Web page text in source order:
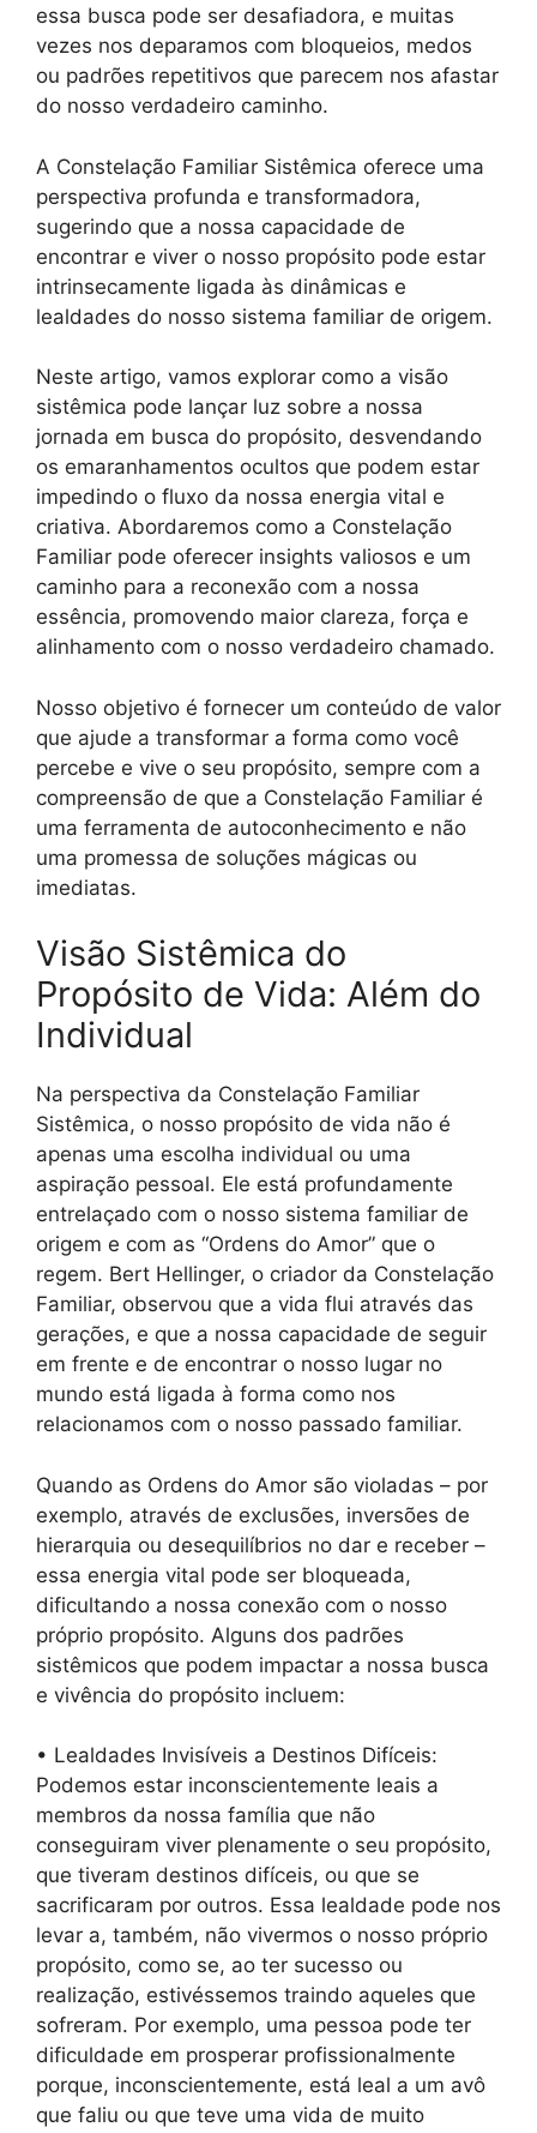
essa busca pode ser desafiadora, e muitas
vezes nos deparamos com bloqueios, medos
ou padrões repetitivos que parecem nos afastar
do nosso verdadeiro caminho.
A Constelação Familiar Sistêmica oferece uma
perspectiva profunda e transformadora,
sugerindo que a nossa capacidade de
encontrar e viver o nosso propósito pode estar
intrinsecamente ligada às dinâmicas e
lealdades do nosso sistema familiar de origem.
Neste artigo, vamos explorar como a visão
sistêmica pode lançar luz sobre a nossa
jornada em busca do propósito, desvendando
os emaranhamentos ocultos que podem estar
impedindo o fluxo da nossa energia vital e
criativa. Abordaremos como a Constelação
Familiar pode oferecer insights valiosos e um
caminho para a reconexão com a nossa
essência, promovendo maior clareza, força e
alinhamento com o nosso verdadeiro chamado.
Nosso objetivo é fornecer um conteúdo de valor
que ajude a transformar a forma como você
percebe e vive o seu propósito, sempre com a
compreensão de que a Constelação Familiar é
uma ferramenta de autoconhecimento e não
uma promessa de soluções mágicas ou
imediatas.
Visão Sistêmica do
Propósito de Vida: Além do
Individual
Na perspectiva da Constelação Familiar
Sistêmica, o nosso propósito de vida não é
apenas uma escolha individual ou uma
aspiração pessoal. Ele está profundamente
entrelaçado com o nosso sistema familiar de
origem e com as “Ordens do Amor” que o
regem. Bert Hellinger, o criador da Constelação
Familiar, observou que a vida flui através das
gerações, e que a nossa capacidade de seguir
em frente e de encontrar o nosso lugar no
mundo está ligada à forma como nos
relacionamos com o nosso passado familiar.
Quando as Ordens do Amor são violadas – por
exemplo, através de exclusões, inversões de
hierarquia ou desequilíbrios no dar e receber –
essa energia vital pode ser bloqueada,
dificultando a nossa conexão com o nosso
próprio propósito. Alguns dos padrões
sistêmicos que podem impactar a nossa busca
e vivência do propósito incluem:
• Lealdades Invisíveis a Destinos Difíceis:
Podemos estar inconscientemente leais a
membros da nossa família que não
conseguiram viver plenamente o seu propósito,
que tiveram destinos difíceis, ou que se
sacrificaram por outros. Essa lealdade pode nos
levar a, também, não vivermos o nosso próprio
propósito, como se, ao ter sucesso ou
realização, estivéssemos traindo aqueles que
sofreram. Por exemplo, uma pessoa pode ter
dificuldade em prosperar profissionalmente
porque, inconscientemente, está leal a um avô
que faliu ou que teve uma vida de muito